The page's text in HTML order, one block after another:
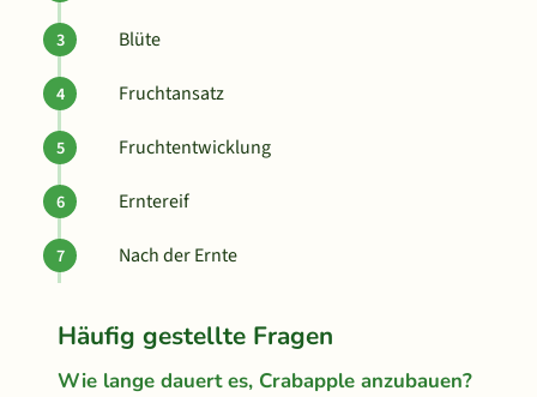
Blüte
Fruchtansatz
Fruchtentwicklung
Erntereif
Nach der Ernte
Häufig gestellte Fragen
Wie lange dauert es, Crabapple anzubauen?